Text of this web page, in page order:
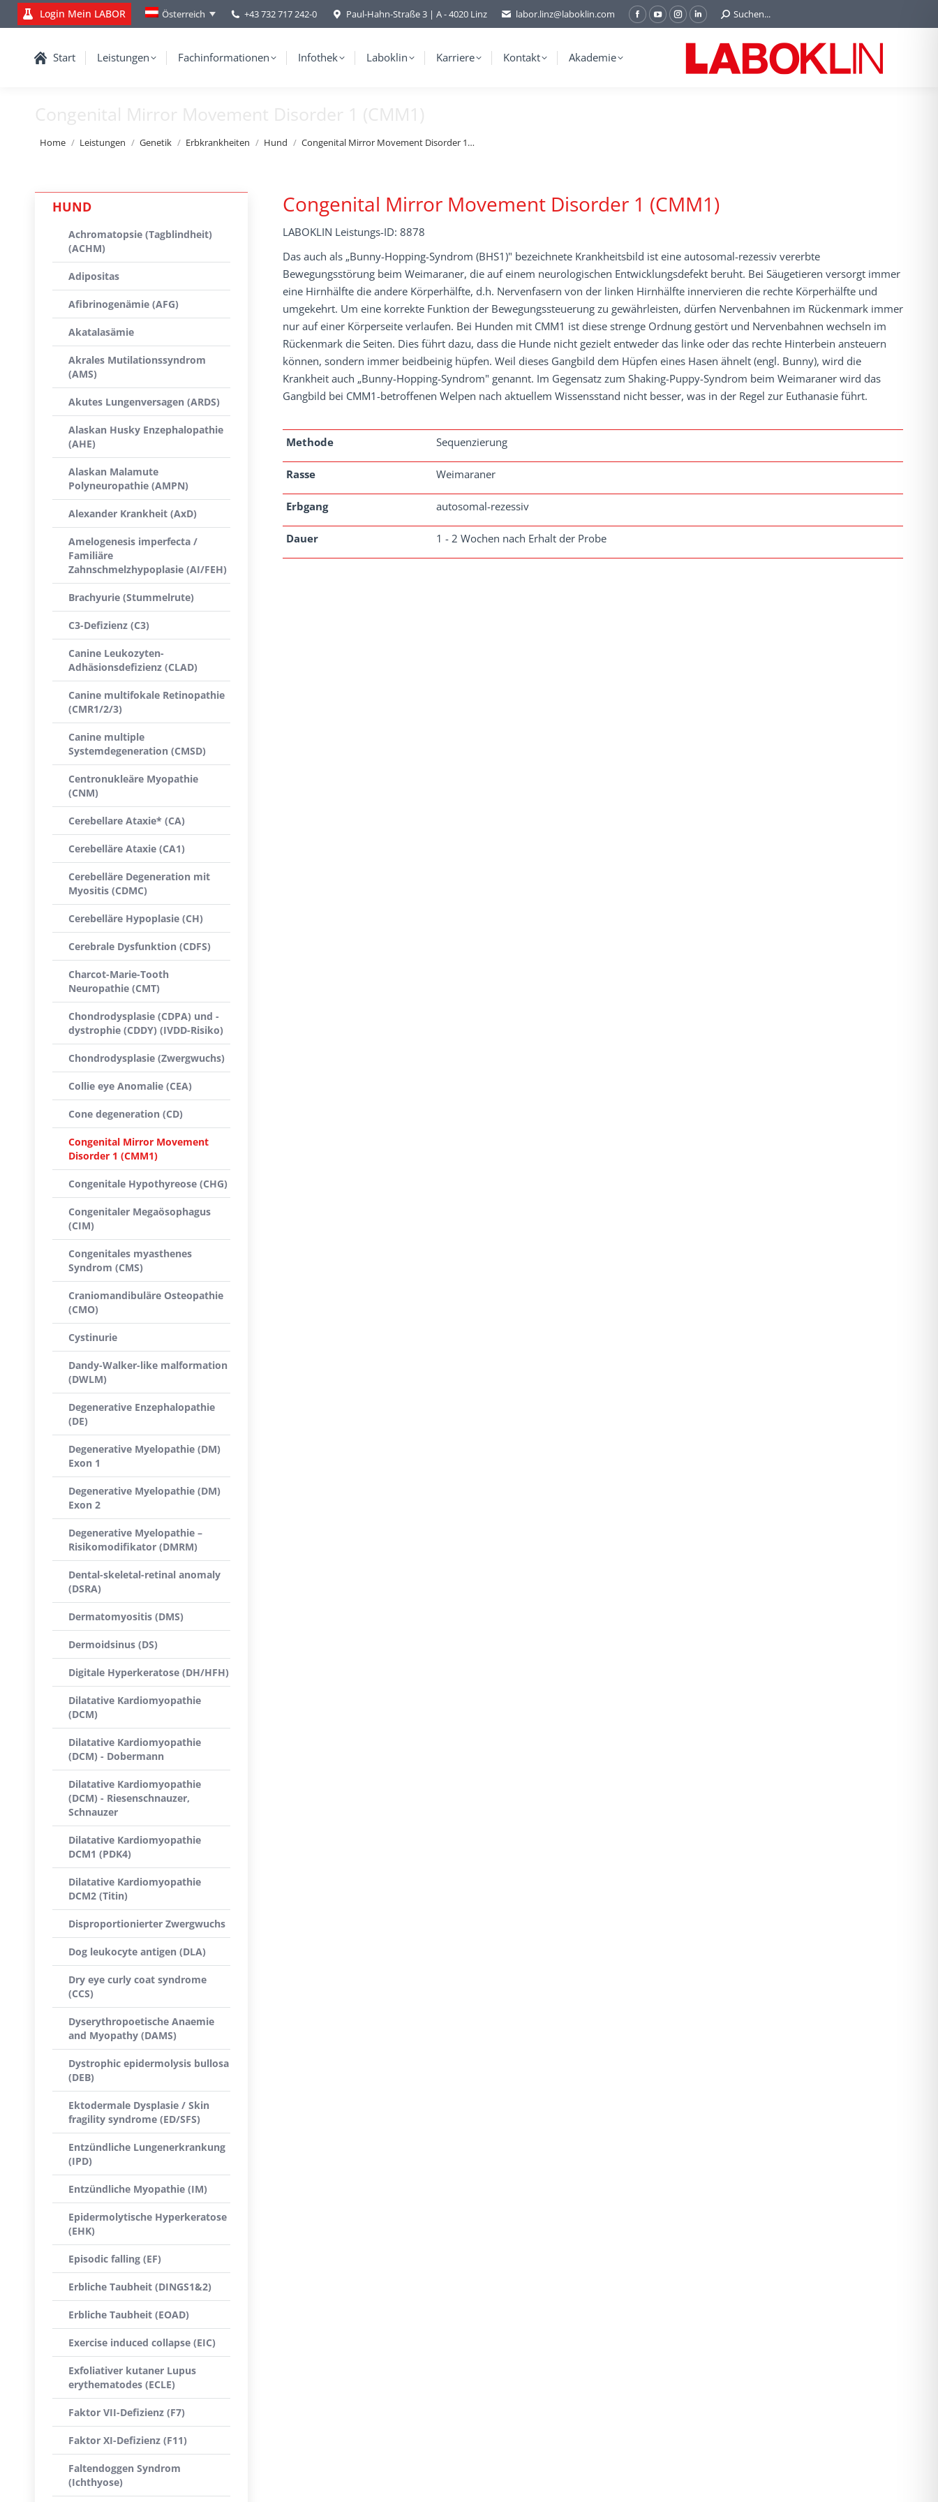
Login Mein LABOR Österreich +43 732 717 242-0 Paul-Hahn-Straße 3 | A - 4020 Linz labor.linz@laboklin.com
Facebook
YouTubeInstagram
page
in
Linkedin
page
opens
in
Search:
Suchen...
Start Leistungen Fachinformationen Infothek Laboklin Karriere Kontakt Akademie
Congenital Mirror Movement Disorder 1 (CMM1)
You are here:
Home Leistungen Genetik Erbkrankheiten Hund Congenital Mirror Movement Disorder 1…
Congenital Mirror Movement Disorder 1 (CMM1)
LABOKLIN Leistungs-ID: 8878
Das auch als „Bunny-Hopping-Syndrom (BHS1)" bezeichnete Krankheitsbild ist eine autosomal-rezessiv vererbte
Bewegungsstörung beim Weimaraner, die auf einem neurologischen Entwicklungsdefekt beruht. Bei Säugetieren versorgt immer
eine Hirnhälfte die andere Körperhälfte, d.h. Nervenfasern von der linken Hirnhälfte innervieren die rechte Körperhälfte und
umgekehrt. Um eine korrekte Funktion der Bewegungssteuerung zu gewährleisten, dürfen Nervenbahnen im Rückenmark immer
nur auf einer Körperseite verlaufen. Bei Hunden mit CMM1 ist diese strenge Ordnung gestört und Nervenbahnen wechseln im
Rückenmark die Seiten. Dies führt dazu, dass die Hunde nicht gezielt entweder das linke oder das rechte Hinterbein ansteuern
können, sondern immer beidbeinig hüpfen. Weil dieses Gangbild dem Hüpfen eines Hasen ähnelt (engl. Bunny), wird die
Krankheit auch „Bunny-Hopping-Syndrom" genannt. Im Gegensatz zum Shaking-Puppy-Syndrom beim Weimaraner wird das
Gangbild bei CMM1-betroffenen Welpen nach aktuellem Wissensstand nicht besser, was in der Regel zur Euthanasie führt.
Methode Sequenzierung
Rasse Weimaraner
Erbgang autosomal-rezessiv
Dauer 1 - 2 Wochen nach Erhalt der Probe
HUND
Achromatopsie (Tagblindheit)
(ACHM)
Adipositas
Afibrinogenämie (AFG)
Akatalasämie
Akrales Mutilationssyndrom
(AMS)
Akutes Lungenversagen (ARDS)
Alaskan Husky Enzephalopathie
(AHE)
Alaskan Malamute
Polyneuropathie (AMPN)
Alexander Krankheit (AxD)
Amelogenesis imperfecta /
Familiäre
Zahnschmelzhypoplasie (AI/FEH)
Brachyurie (Stummelrute)
C3-Defizienz (C3)
Canine Leukozyten-
Adhäsionsdefizienz (CLAD)
Canine multifokale Retinopathie
(CMR1/2/3)
Canine multiple
Systemdegeneration (CMSD)
Centronukleäre Myopathie
(CNM)
Cerebellare Ataxie* (CA)
Cerebelläre Ataxie (CA1)
Cerebelläre Degeneration mit
Myositis (CDMC)
Cerebelläre Hypoplasie (CH)
Cerebrale Dysfunktion (CDFS)
Charcot-Marie-Tooth
Neuropathie (CMT)
Chondrodysplasie (CDPA) und -
dystrophie (CDDY) (IVDD-Risiko)
Chondrodysplasie (Zwergwuchs)
Collie eye Anomalie (CEA)
Cone degeneration (CD)
Congenital Mirror Movement
Disorder 1 (CMM1)
Congenitale Hypothyreose (CHG)
Congenitaler Megaösophagus
(CIM)
Congenitales myasthenes
Syndrom (CMS)
Craniomandibuläre Osteopathie
(CMO)
Cystinurie
Dandy-Walker-like malformation
(DWLM)
Degenerative Enzephalopathie
(DE)
Degenerative Myelopathie (DM)
Exon 1
Degenerative Myelopathie (DM)
Exon 2
Degenerative Myelopathie –
Risikomodifikator (DMRM)
Dental-skeletal-retinal anomaly
(DSRA)
Dermatomyositis (DMS)
Dermoidsinus (DS)
Digitale Hyperkeratose (DH/HFH)
Dilatative Kardiomyopathie
(DCM)
Dilatative Kardiomyopathie
(DCM) - Dobermann
Dilatative Kardiomyopathie
(DCM) - Riesenschnauzer,
Schnauzer
Dilatative Kardiomyopathie
DCM1 (PDK4)
Dilatative Kardiomyopathie
DCM2 (Titin)
Disproportionierter Zwergwuchs
Dog leukocyte antigen (DLA)
Dry eye curly coat syndrome
(CCS)
Dyserythropoetische Anaemie
and Myopathy (DAMS)
Dystrophic epidermolysis bullosa
(DEB)
Ektodermale Dysplasie / Skin
fragility syndrome (ED/SFS)
Entzündliche Lungenerkrankung
(IPD)
Entzündliche Myopathie (IM)
Epidermolytische Hyperkeratose
(EHK)
Episodic falling (EF)
Erbliche Taubheit (DINGS1&2)
Erbliche Taubheit (EOAD)
Exercise induced collapse (EIC)
Exfoliativer kutaner Lupus
erythematodes (ECLE)
Faktor VII-Defizienz (F7)
Faktor XI-Defizienz (F11)
Faltendoggen Syndrom
(Ichthyose)